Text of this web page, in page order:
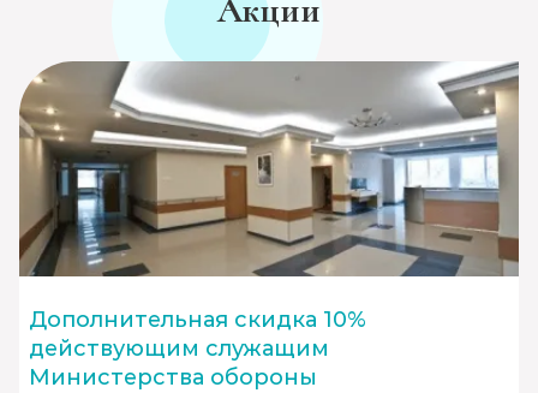
Акции
Дополнительная скидка 10%
действующим служащим
Министерства обороны